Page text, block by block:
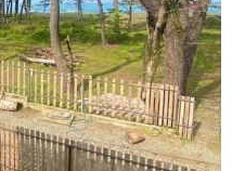
ბოლო 2 თვის
- რა დგას ძვირფასი
მკვეთრი გაძვირების